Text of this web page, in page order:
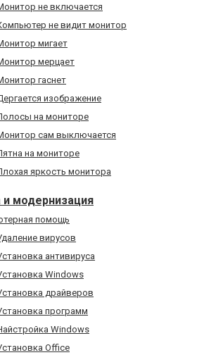
не включается
не видит монитор
мигает
мерцает
гаснет
изображение
на мониторе
сам выключается
на мониторе
яркость монитора
и модернизация
помощь
вирусов
антивируса
Windows
драйверов
программ
Windows
Office